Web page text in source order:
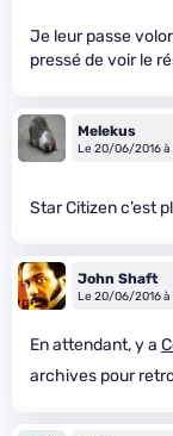
Je leur passe
pressé de voir le
Melekus
Le 20/06/2016 à
Star Citizen c’est
John Shaft
Le 20/06/2016 à
En attendant, y a
archives pour